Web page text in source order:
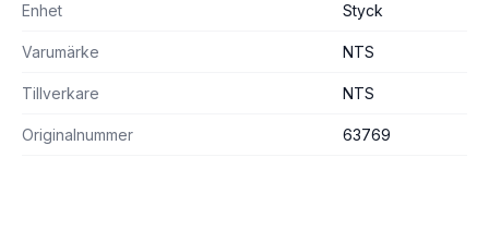
Enhet Styck
Varumärke NTS
Tillverkare NTS
Originalnummer 63769